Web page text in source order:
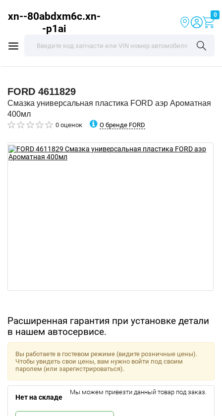
xn--80abdxm6c.xn-
-p1ai
0
FORD 4611829
Смазка универсальная пластика FORD аэр Ароматная
400мл
0 оценок О бренде FORD
Расширенная гарантия при установке детали
в нашем автосервисе.
Вы работаете в гостевом режиме (видите розничные цены).
Чтобы увидеть свои цены, вам нужно войти под своим
паролем (или зарегистрироваться).
Нет на складе
Мы можем привезти данный товар под заказ.